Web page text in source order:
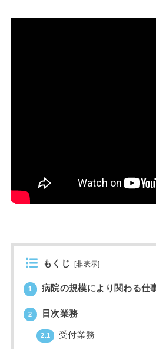
もくじ [非表示]
1 病院の規模により関わる仕
2 日次業務
2.1 受付業務